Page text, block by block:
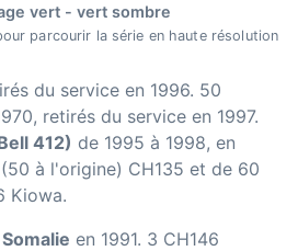
vert - vert sombre
parcourir la série en haute résolution
du service en 1996. 50
retirés du service en 1997.
412) de 1995 à 1998, en
à l'origine) CH135 et de 60
Kiowa.
Somalie en 1991. 3 CH146